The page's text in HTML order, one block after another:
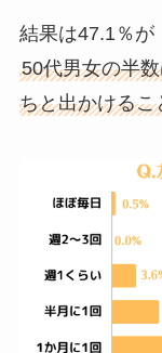
結果は47.1％が
50代男女の半
ちと出かけるこ